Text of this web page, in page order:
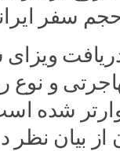
سفر
و
شده
بیان نظر